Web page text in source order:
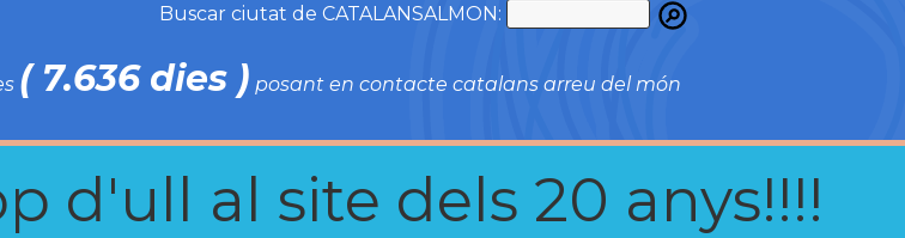
Buscar ciutat de CATALANSALMON:
( 7.636 dies ) posant en contacte catalans arreu del món
d'ull al site dels 20 anys!!!!